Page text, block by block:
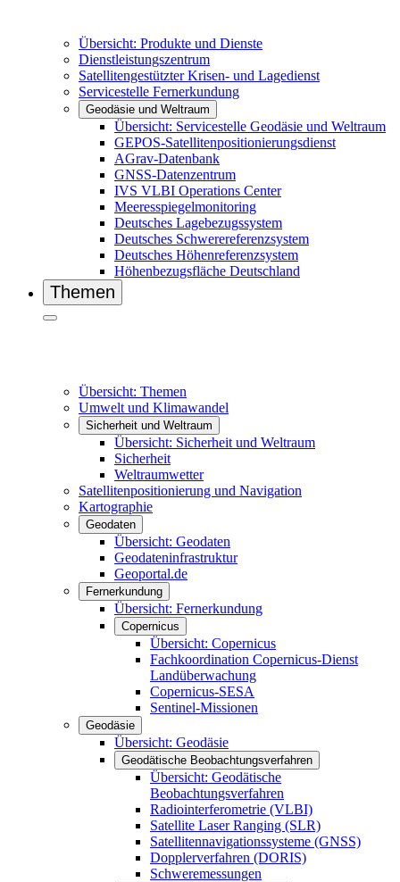
Übersicht: Produkte und Dienste
Dienstleistungszentrum
Satellitengestützter Krisen- und Lagedienst
Servicestelle Fernerkundung
Geodäsie und Weltraum
Übersicht: Servicestelle Geodäsie und Weltraum
GEPOS-Satellitenpositionierungsdienst
AGrav-Datenbank
GNSS-Datenzentrum
IVS VL­BI Operations Center
Meeresspiegelmonitoring
Deutsches Lagebezugssystem
Deutsches Schwerereferenzsystem
Deutsches Höhenreferenzsystem
Höhenbezugsfläche Deutschland
Themen
Übersicht: Themen
Umwelt und Klimawandel
Sicherheit und Weltraum
Übersicht: Sicherheit und Weltraum
Sicherheit
Weltraumwetter
Satellitenpositionierung und Navigation
Kartographie
Geodaten
Übersicht: Geodaten
Geodateninfrastruktur
Geoportal.de
Fernerkundung
Übersicht: Fernerkundung
Copernicus
Übersicht: Copernicus
Fachkoordination Copernicus-Dienst
Landüberwachung
Copernicus-SESA
Sentinel-Missionen
Geodäsie
Übersicht: Geodäsie
Geodätische Beobachtungsverfahren
Übersicht: Geodätische
Beobachtungsverfahren
Radiointerferometrie (VLBI)
Satellite Laser Ranging (SLR)
Satellitennavigationssysteme (GNSS)
Dopplerverfahren (DORIS)
Schweremessungen